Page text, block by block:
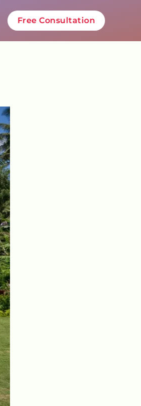
Free Consultation